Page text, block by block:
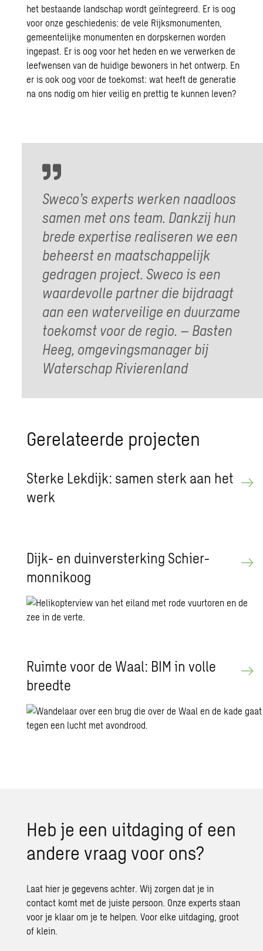
het bestaande landschap wordt geïntegreerd. Er is oog
voor onze geschiedenis: de vele Rijksmonumenten,
gemeentelijke monumenten en dorpskernen worden
ingepast. Er is oog voor het heden en we verwerken de
leefwensen van de huidige bewoners in het ontwerp. En
er is ook oog voor de toekomst: wat heeft de generatie
na ons nodig om hier veilig en prettig te kunnen leven?
Sweco’s experts werken naadloos
samen met ons team. Dankzij hun
brede expertise realiseren we een
beheerst en maatschappelijk
gedragen project. Sweco is een
waardevolle partner die bijdraagt
aan een waterveilige en duurzame
toekomst voor de regio. – Basten
Heeg, omgevingsmanager bij
Waterschap Rivierenland
Ge­re­la­teer­de pro­jec­ten
Ster­ke Lek­dijk: samen sterk aan het
werk
Dijk- en duin­ver­ster­king Schier­
mon­nik­oog
Ruim­te voor de Waal: BIM in volle
breed­te
Heb je een uit­da­ging of een
an­de­re vraag voor ons?
Laat hier je gegevens achter. Wij zorgen dat je in
contact komt met de juiste persoon. Onze experts staan
voor je klaar om je te helpen. Voor elke uitdaging, groot
of klein.